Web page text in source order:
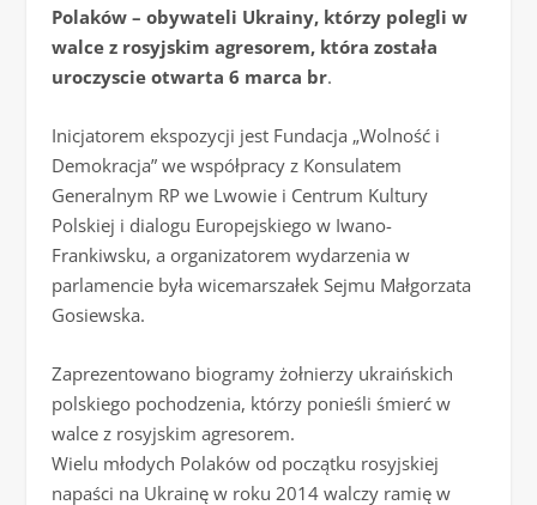
Polaków – obywateli Ukrainy, którzy polegli w
walce z rosyjskim agresorem, która została
uroczyscie otwarta 6 marca br.
Inicjatorem ekspozycji jest Fundacja „Wolność i
Demokracja” we współpracy z Konsulatem
Generalnym RP we Lwowie i Centrum Kultury
Polskiej i dialogu Europejskiego w Iwano-
Frankiwsku, a organizatorem wydarzenia w
parlamencie była wicemarszałek Sejmu Małgorzata
Gosiewska.
Zaprezentowano biogramy żołnierzy ukraińskich
polskiego pochodzenia, którzy ponieśli śmierć w
walce z rosyjskim agresorem.
Wielu młodych Polaków od początku rosyjskiej
napaści na Ukrainę w roku 2014 walczy ramię w